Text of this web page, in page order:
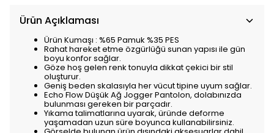
Ürün Açıklaması
Ürün Kumaşı : %65 Pamuk %35 PES
Rahat hareket etme özgürlüğü sunan yapısı ile gün
boyu konfor sağlar.
Göze hoş gelen renk tonuyla dikkat çekici bir stil
oluşturur.
Geniş beden skalasıyla her vücut tipine uyum sağlar.
Echo Flow Düşük Ağ Jogger Pantolon, dolabınızda
bulunması gereken bir parçadır.
Yıkama talimatlarına uyarak, üründe deforme
yaşamadan uzun süre boyunca kullanabilirsiniz.